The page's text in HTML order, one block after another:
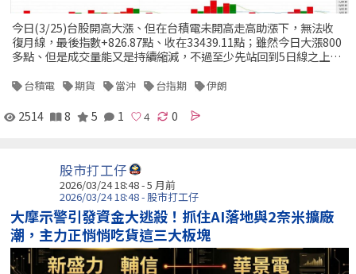
今日(3/25)台股開高大漲、但在台積電未開高走高助漲下，無法收
復月線，最後指數+826.87點、收在33439.11點；雖然今日大漲800
多點、但是成交量能又是持續縮減，不過至少先站回到5日線之上…
台積電 期貨 當沖 台指期 伊朗
2514 8 5 1 0
股市打工仔
2026/03/24 18:48 - 5 月前
2026/03/24 18:48 - 股市打工仔
大摩示警引發資金大逃殺！抓住AI落地與2奈米擴廠
潮，主力正悄悄吃貨這三大板塊